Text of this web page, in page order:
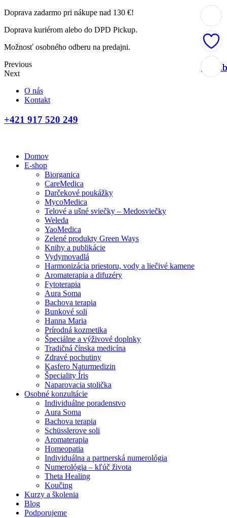
Doprava zadarmo pri nákupe nad 130 €!
Doprava kuriérom alebo do DPD Pickup.
Možnosť osobného odberu na predajni.
Previous
Next
O nás
Kontakt
+421 917 520 249
Domov
E-shop
Biorganica
CareMedica
Darčekové poukážky
MycoMedica
Telové a ušné sviečky – Medosviečky
Weleda
YaoMedica
Zelené produkty Green Ways
Knihy a publikácie
Vydymovadlá
Harmonizácia priestoru, vody a liečivé kamene
Aromaterapia a difuzéry
Fytoterapia
Aura Soma
Bachova terapia
Bunkové soli
Hanna Maria
Prírodná kozmetika
Špeciálne a výživové doplnky
Tradičná čínska medicína
Zdravé pochutiny
Kasfero Naturmedizin
Špeciality Íris
Naparovacia stolička
Osobné konzultácie
Individuálne poradenstvo
Aura Soma
Bachova terapia
Schüsslerove soli
Aromaterapia
Homeopatia
Individuálna a partnerská numerológia
Numerológia – kľúč života
Theta Healing
Koučing
Kurzy a školenia
Blog
Podporujeme